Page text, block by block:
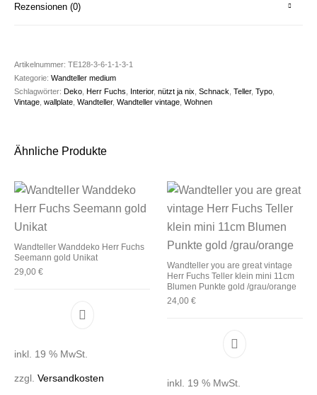
Rezensionen (0)
Artikelnummer:TE128-3-6-1-1-3-1
Kategorie:Wandteller medium
Schlagwörter:Deko ,Herr Fuchs Interior,nützt ja nix ,Schnack ,Teller,Typo
Vintage ,wallplate ,Wandteller,Wandteller vintage ,Wohnen
Ähnliche Produkte
Wandteller Wanddeko Herr Fuchs
Seemann gold Unikat
29,00€
inkl. 19 % MwSt.
zzgl.Versandkosten
Wandteller you are great vintage
Herr Fuchs Teller klein mini 11cm
Blumen Punkte gold /grau/orange
24,00 €
inkl. 19 % MwSt.